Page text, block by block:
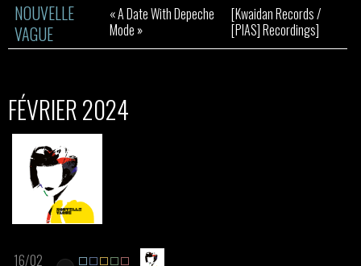
NOUVELLE
VAGUE
« A Date With Depeche
Mode »
[Kwaidan Records /
[PIAS] Recordings]
FÉVRIER 2024
16/02